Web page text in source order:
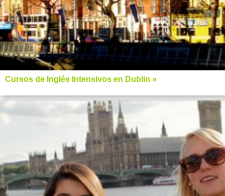
Cursos de Inglés Intensivos en Dublin »